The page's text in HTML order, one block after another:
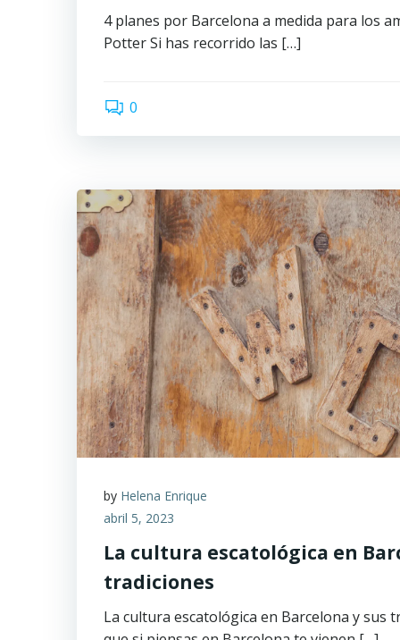
4 planes por Barcelona a medida para los
Potter Si has recorrido las […]
0
by Helena Enrique
abril 5, 2023
La cultura escatológica en
tradiciones
La cultura escatológica en Barcelona y sus